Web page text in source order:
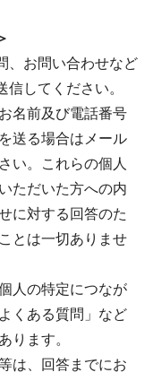
、お問い合わせなど
してください。
名前及び電話番号
送る場合はメール
い。これらの個人
ただいた方への内
に対する回答のた
とは一切ありませ
人の特定につなが
くある質問」など
ります。
は、回答までにお